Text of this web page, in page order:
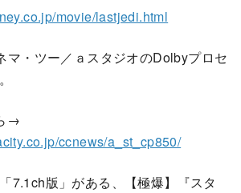
movie/lastjedi.html
・ツー／ａスタジオのDolbyプロセ
→
ccnews/a_st_cp850/
7.1ch版」がある、【極爆】『スタ